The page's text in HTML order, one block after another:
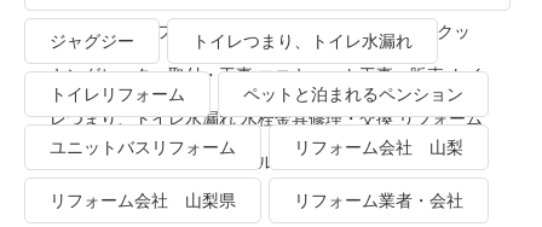
ーム 洗面所リフォーム オール電化リフォーム ＩＨクッ
キングヒーター取付・工事 エコキュート工事・販売 トイ
レつまり、トイレ水漏れ 水栓金具修理・交換 リフォーム
業者・会社 ＴＯＴＯリモデルクラブ
ジャグジー トイレつまり、トイレ水漏れ
トイレリフォーム ペットと泊まれるペンション
ユニットバスリフォーム リフォーム会社 山梨
リフォーム会社 山梨県 リフォーム業者・会社